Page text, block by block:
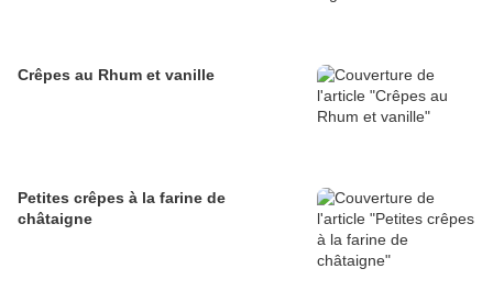
Crêpes au Rhum et vanille
Petites crêpes à la farine de
châtaigne